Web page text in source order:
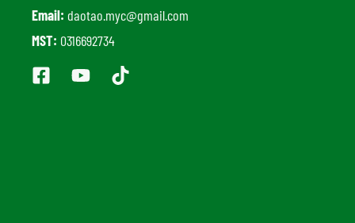
Email: daotao.myc@gmail.com
MST: 0316692734